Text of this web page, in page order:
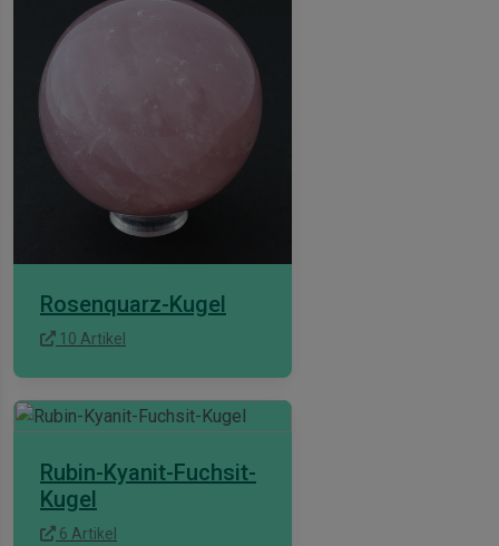
Rosenquarz-Kugel
10 Artikel
Rubin-Kyanit-Fuchsit-
Kugel
6 Artikel